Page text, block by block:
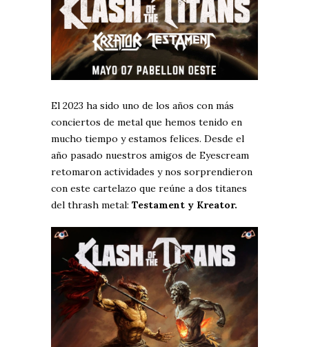
El 2023 ha sido uno de los años con más
conciertos de metal que hemos tenido en
mucho tiempo y estamos felices. Desde el
año pasado nuestros amigos de Eyescream
retomaron actividades y nos sorprendieron
con este cartelazo que reúne a dos titanes
del thrash metal: Testament y Kreator.